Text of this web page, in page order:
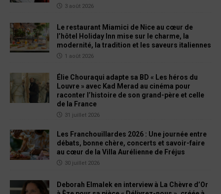
3 août 2026
Le restaurant Miamici de Nice au cœur de
l’hôtel Holiday Inn mise sur le charme, la
modernité, la tradition et les saveurs italiennes
1 août 2026
Élie Chouraqui adapte sa BD « Les héros du
Louvre » avec Kad Merad au cinéma pour
raconter l’histoire de son grand-père et celle
de la France
31 juillet 2026
Les Franchouillardes 2026 : Une journée entre
débats, bonne chère, concerts et savoir-faire
au cœur de la Villa Aurélienne de Fréjus
30 juillet 2026
Deborah Elmalek en interview à La Chèvre d’Or